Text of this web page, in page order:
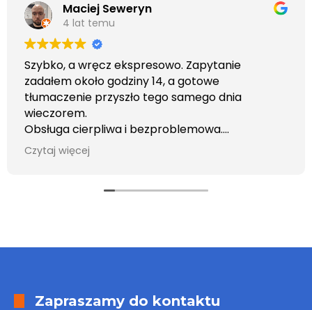
Maciej Seweryn
4 lat temu
Szybko, a wręcz ekspresowo. Zapytanie
zadałem około godziny 14, a gotowe
tłumaczenie przyszło tego samego dnia
wieczorem.
Obsługa cierpliwa i bezproblemowa.
Otrzymałem wszelkie informacje i porady jaka
usługa będzie dla mnie najlepsza. Faktura także
Czytaj więcej
Zapraszamy do kontaktu